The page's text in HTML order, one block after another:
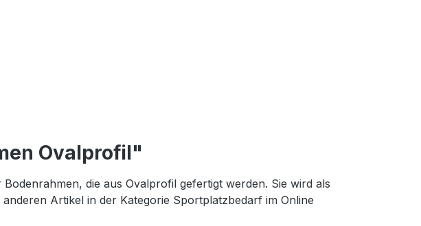
Ovalprofil"
die aus Ovalprofil gefertigt werden. Sie wird als
Artikel in der Kategorie Sportplatzbedarf im Online